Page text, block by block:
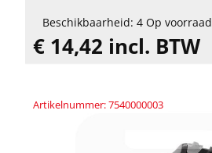
Beschikbaarheid: 4 Op voorraad
€ 14,42 incl. BTW
Artikelnummer: 7540000003